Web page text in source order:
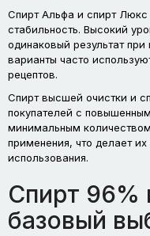
Спирт Альфа и спирт Люкс
стабильность. Высокий
одинаковый результат
варианты часто
рецептов.
Спирт высшей очистки и
покупателей с
минимальным
применения, что делает
использования.
Спирт 96%
базовый